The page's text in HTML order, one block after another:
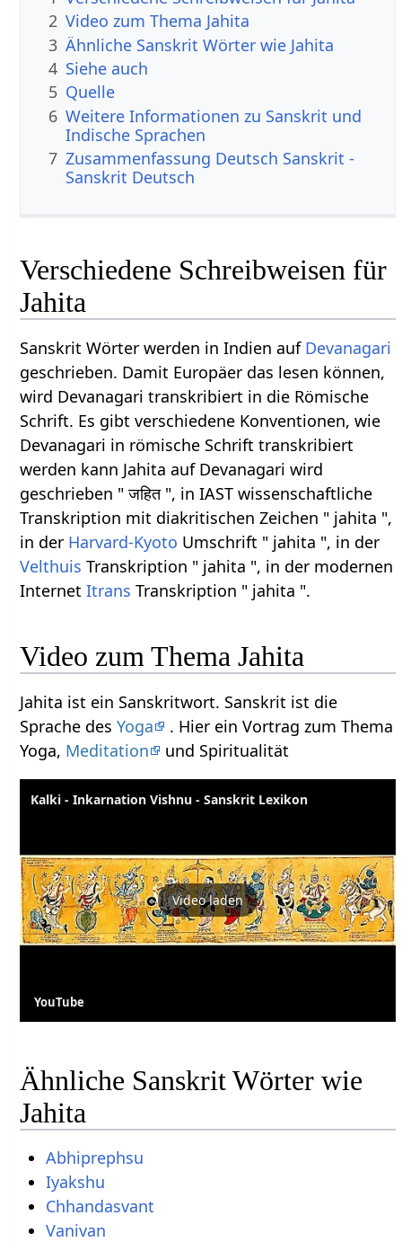
2 Video zum Thema Jahita
3 Ähnliche Sanskrit Wörter wie Jahita
4 Siehe auch
5 Quelle
6 Weitere Informationen zu Sanskrit und
Indische Sprachen
7 Zusammenfassung Deutsch Sanskrit -
Sanskrit Deutsch
Verschiedene Schreibweisen für
Jahita
Sanskrit Wörter werden in Indien auf Devanagari
geschrieben. Damit Europäer das lesen können,
wird Devanagari transkribiert in die Römische
Schrift. Es gibt verschiedene Konventionen, wie
Devanagari in römische Schrift transkribiert
werden kann Jahita auf Devanagari wird
geschrieben " जहित ", in IAST wissenschaftliche
Transkription mit diakritischen Zeichen " jahita ",
in der Harvard-Kyoto Umschrift " jahita ", in der
Velthuis Transkription " jahita ", in der modernen
InternetItrans Transkription " jahita ".
Video zum Thema Jahita
Jahita ist ein Sanskritwort. Sanskrit ist die
Sprache desYoga
. Hier ein Vortrag zum Thema
Yoga, Meditation und Spiritualität
Kalki - Inkarnation Vishnu - Sanskrit Lexikon
Video laden
YouTube
Ähnliche Sanskrit Wörter wie
Jahita
Abhiprephsu
Iyakshu
Chhandasvant
Vanivan